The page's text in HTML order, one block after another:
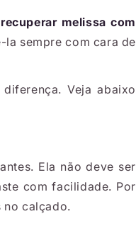
melissa com
sempre com cara de
Veja abaixo
Ela não deve ser
com facilidade. Por
no calçado.